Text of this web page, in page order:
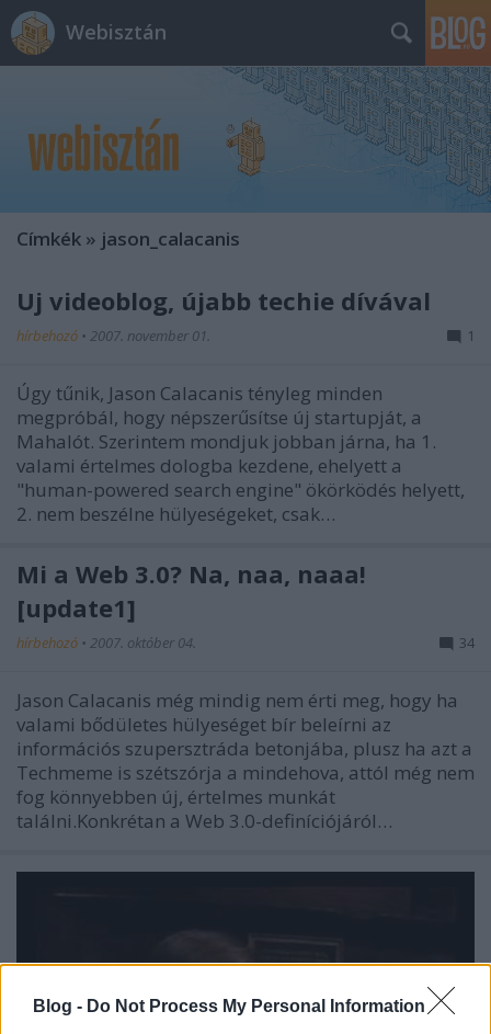
Blog - Do Not Process My Personal Information
Webisztán
Címkék » jason_calacanis
Új videoblog, újabb techie dívával
hírbehozó • 2007. november 01. 1
Úgy tűnik, Jason Calacanis tényleg minden
megpróbál, hogy népszerűsítse új startupját, a
Mahalót. Szerintem mondjuk jobban járna, ha 1.
valami értelmes dologba kezdene, ehelyett a
"human-powered search engine" ökörködés helyett,
2. nem beszélne hülyeségeket, csak…
Mi a Web 3.0? Na, naa, naaa!
[update1]
hírbehozó • 2007. október 04. 34
Jason Calacanis még mindig nem érti meg, hogy ha
valami bődületes hülyeséget bír beleírni az
információs szupersztráda betonjába, plusz ha azt a
Techmeme is szétszórja a mindehova, attól még nem
fog könnyebben új, értelmes munkát
találni.Konkrétan a Web 3.0-definíciójáról…